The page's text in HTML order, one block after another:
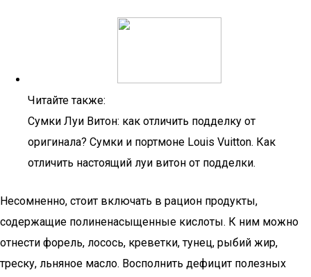
Читайте также:
Сумки Луи Витон: как отличить подделку от
оригинала? Сумки и портмоне Louis Vuitton. Как
отличить настоящий луи витон от подделки.
Несомненно, стоит включать в рацион продукты,
содержащие полиненасыщенные кислоты. К ним можно
отнести форель, лосось, креветки, тунец, рыбий жир,
треску, льняное масло. Восполнить дефицит полезных